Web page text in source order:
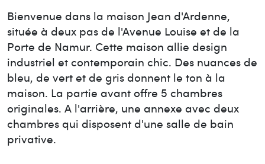
Bienvenue dans la maison Jean d'Ardenne,
située à deux pas de l'Avenue Louise et de la
Porte de Namur. Cette maison allie design
industriel et contemporain chic. Des nuances de
bleu, de vert et de gris donnent le ton à la
maison. La partie avant offre 5 chambres
originales. A l'arrière, une annexe avec deux
chambres qui disposent d'une salle de bain
privative.